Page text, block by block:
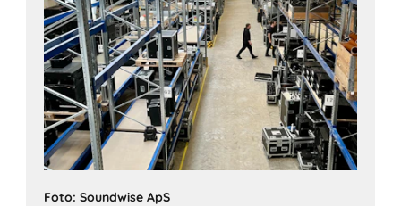
Foto: Soundwise ApS